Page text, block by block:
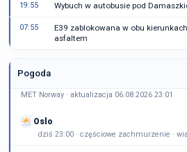
19:55 Wybuch w autobusie pod
07:55
E39 zablokowana w obu
asfaltem
Pogoda
MET Norway · aktualizacja 06.08.2026 23:01
Oslo
dziś 23:00 · częściowe zachmurzenie ·